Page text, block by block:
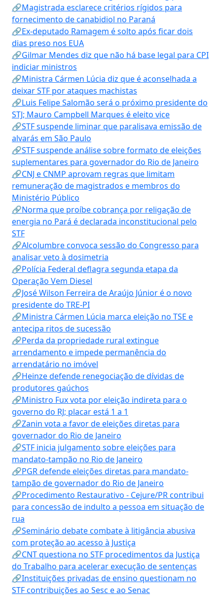
🔗Magistrada esclarece critérios rígidos para
fornecimento de canabidiol no Paraná
🔗Ex-deputado Ramagem é solto após ficar dois
dias preso nos EUA
🔗Gilmar Mendes diz que não há base legal para CPI
indiciar ministros
🔗Ministra Cármen Lúcia diz que é aconselhada a
deixar STF por ataques machistas
🔗Luis Felipe Salomão será o próximo presidente do
STJ; Mauro Campbell Marques é eleito vice
🔗STF suspende liminar que paralisava emissão de
alvarás em São Paulo
🔗STF suspende análise sobre formato de eleições
suplementares para governador do Rio de Janeiro
🔗CNJ e CNMP aprovam regras que limitam
remuneração de magistrados e membros do
Ministério Público
🔗Norma que proíbe cobrança por religação de
energia no Pará é declarada inconstitucional pelo
STF
🔗Alcolumbre convoca sessão do Congresso para
analisar veto à dosimetria
🔗Polícia Federal deflagra segunda etapa da
Operação Vem Diesel
🔗José Wilson Ferreira de Araújo Júnior é o novo
presidente do TRE-PI
🔗Ministra Cármen Lúcia marca eleição no TSE e
antecipa ritos de sucessão
🔗Perda da propriedade rural extingue
arrendamento e impede permanência do
arrendatário no imóvel
🔗Heinze defende renegociação de dívidas de
produtores gaúchos
🔗Ministro Fux vota por eleição indireta para o
governo do RJ; placar está 1 a 1
🔗Zanin vota a favor de eleições diretas para
governador do Rio de Janeiro
🔗STF inicia julgamento sobre eleições para
mandato-tampão no Rio de Janeiro
🔗PGR defende eleições diretas para mandato-
tampão de governador do Rio de Janeiro
🔗Procedimento Restaurativo - Cejure/PR contribui
para concessão de indulto a pessoa em situação de
rua
🔗Seminário debate combate à litigância abusiva
com proteção ao acesso à Justiça
🔗CNT questiona no STF procedimentos da Justiça
do Trabalho para acelerar execução de sentenças
🔗Instituições privadas de ensino questionam no
STF contribuições ao Sesc e ao Senac